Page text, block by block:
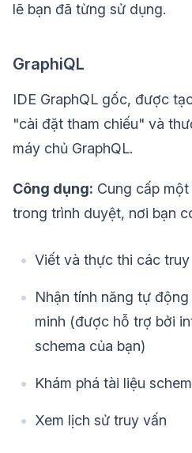
lẽ bạn đã từng sử dụng.
GraphiQL
IDE GraphQL gốc, được
"cài đặt tham chiếu" và
máy chủ GraphQL.
Công dụng: Cung cấp
trong trình duyệt, nơi bạn
Viết và thực thi các
Nhận tính năng tự
minh (được hỗ trợ bởi
schema của bạn)
Khám phá tài liệu
Xem lịch sử truy vấn